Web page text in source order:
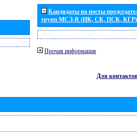
Кандидаты на посты
групп МСЭ-R (ИК, СК, ПСК, КГР)
Прочая информация
Для контактов